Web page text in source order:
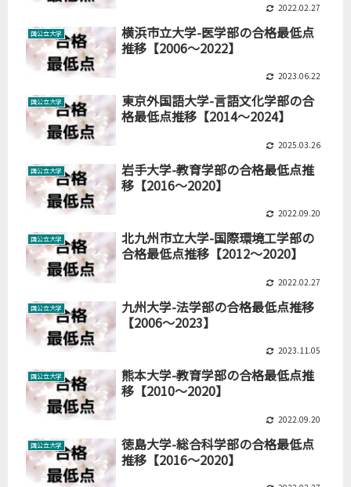
2022.02.27
国公立大学
横浜市立大学-医学部の合格最低点
推移【2006～2022】
2023.06.22
国公立大学
東京外国語大学-言語文化学部の合
格最低点推移【2014～2024】
2025.03.26
国公立大学
岩手大学-教育学部の合格最低点推
移【2016～2020】
2022.09.20
国公立大学
北九州市立大学-国際環境工学部の
合格最低点推移【2012～2020】
2022.02.27
国公立大学
九州大学-法学部の合格最低点推移
【2006～2023】
2023.11.05
国公立大学
熊本大学-教育学部の合格最低点推
移【2010～2020】
2022.09.20
国公立大学
徳島大学-総合科学部の合格最低点
推移【2016～2020】